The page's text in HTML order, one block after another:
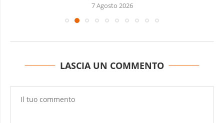
7 Agosto 2026
LASCIA UN COMMENTO